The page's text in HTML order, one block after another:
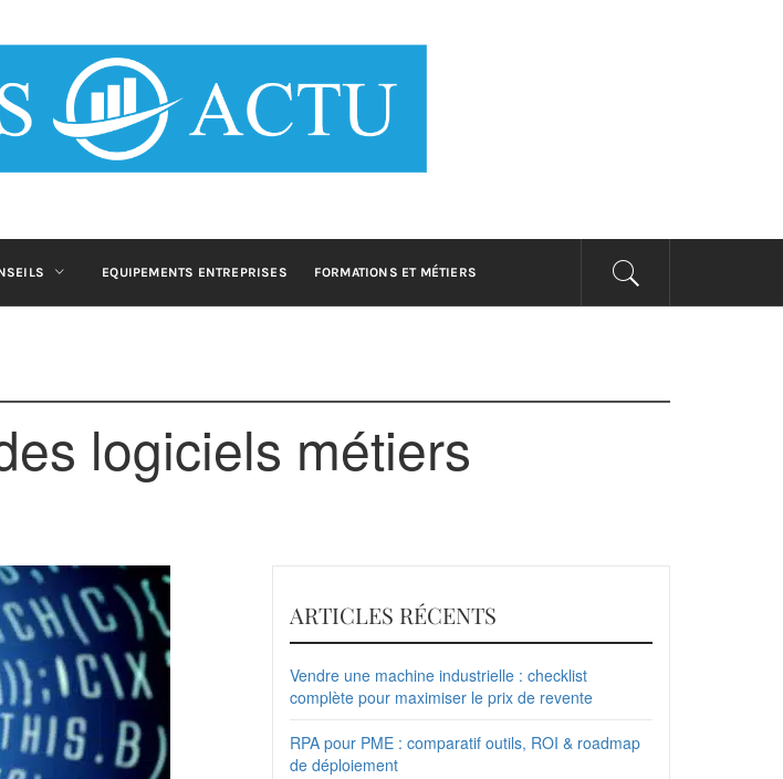
BLOG BUSINESS
B2B
EQUIPEMENTS ENTREPRISES FORMATIONS ET MÉTIERS
logiciels métiers
ARTICLES RÉCENTS
Vendre une machine industrielle : checklist
complète pour maximiser le prix de revente
RPA pour PME : comparatif outils, ROI & roadmap
de déploiement